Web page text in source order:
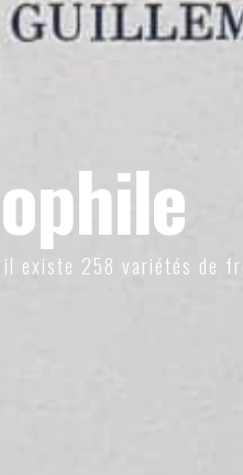
il existe 258 variétés de